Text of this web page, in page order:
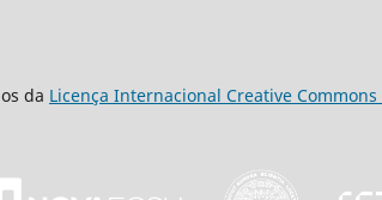
da Licença Internacional Creative Commons